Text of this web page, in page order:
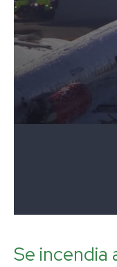
Se incendia